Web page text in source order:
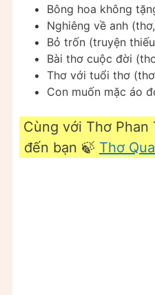
Bông hoa không
Nghiêng về anh
Bỏ trốn (truyện
Bài thơ cuộc đời
Thơ với tuổi thơ
Con muốn mặc áo
Cùng với Thơ Phan
đến bạn 🍃 Thơ